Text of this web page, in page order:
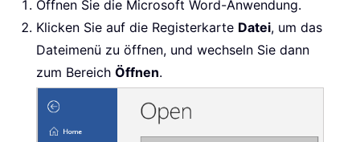
Öffnen Sie die Microsoft Word-Anwendung.
Klicken Sie auf die Registerkarte Datei, um das
Dateimenü zu öffnen, und wechseln Sie dann
zum Bereich Öffnen.